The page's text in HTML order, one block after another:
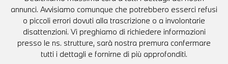
annunci. Avvisiamo comunque che potrebbero esserci refusi
o piccoli errori dovuti alla trascrizione o a involontarie
disattenzioni. Vi preghiamo di richiedere informazioni
presso le ns. strutture, sarà nostra premura confermare
tutti i dettagli e fornirne di più approfonditi.